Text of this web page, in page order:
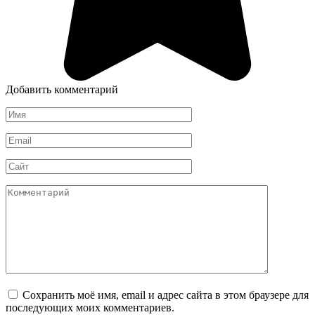
Добавить комментарий
Имя
*
Email
*
Сайт
Комментарий
Сохранить моё имя, email и адрес сайта в этом браузере для
последующих моих комментариев.